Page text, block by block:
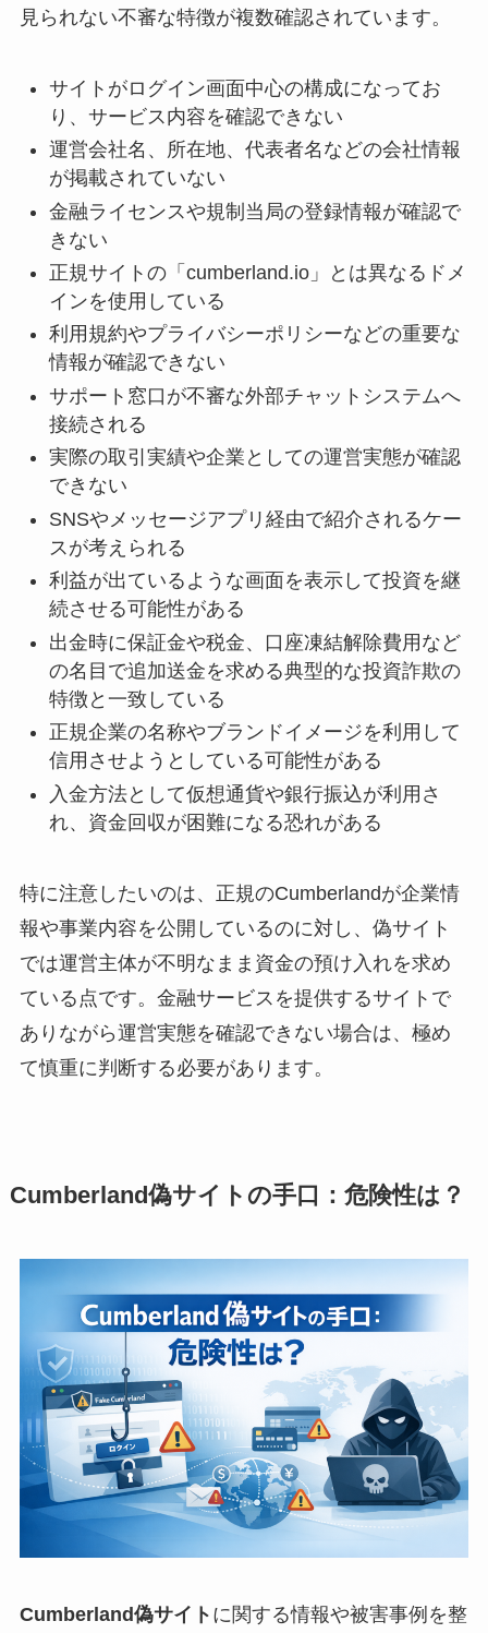
見られない不審な特徴が複数確認されています。
サイトがログイン画面中心の構成になってお
り、サービス内容を確認できない
運営会社名、所在地、代表者名などの会社情報
が掲載されていない
金融ライセンスや規制当局の登録情報が確認で
きない
正規サイトの「cumberland.io」とは異なるドメ
インを使用している
利用規約やプライバシーポリシーなどの重要な
情報が確認できない
サポート窓口が不審な外部チャットシステムへ
接続される
実際の取引実績や企業としての運営実態が確認
できない
SNSやメッセージアプリ経由で紹介されるケー
スが考えられる
利益が出ているような画面を表示して投資を継
続させる可能性がある
出金時に保証金や税金、口座凍結解除費用など
の名目で追加送金を求める典型的な投資詐欺の
特徴と一致している
正規企業の名称やブランドイメージを利用して
信用させようとしている可能性がある
入金方法として仮想通貨や銀行振込が利用さ
れ、資金回収が困難になる恐れがある
特に注意したいのは、正規のCumberlandが企業情
報や事業内容を公開しているのに対し、偽サイト
では運営主体が不明なまま資金の預け入れを求め
ている点です。金融サービスを提供するサイトで
ありながら運営実態を確認できない場合は、極め
て慎重に判断する必要があります。
Cumberland偽サイト の手口：危険性は？
Cumberland偽サイト に関する情報や被害事例を整